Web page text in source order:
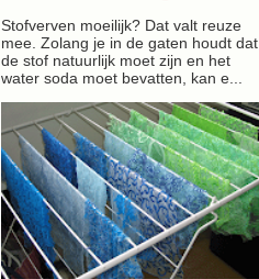
Stofverven moeilijk? Dat valt reuze
mee. Zolang je in de gaten houdt dat
de stof natuurlijk moet zijn en het
water soda moet bevatten, kan e...